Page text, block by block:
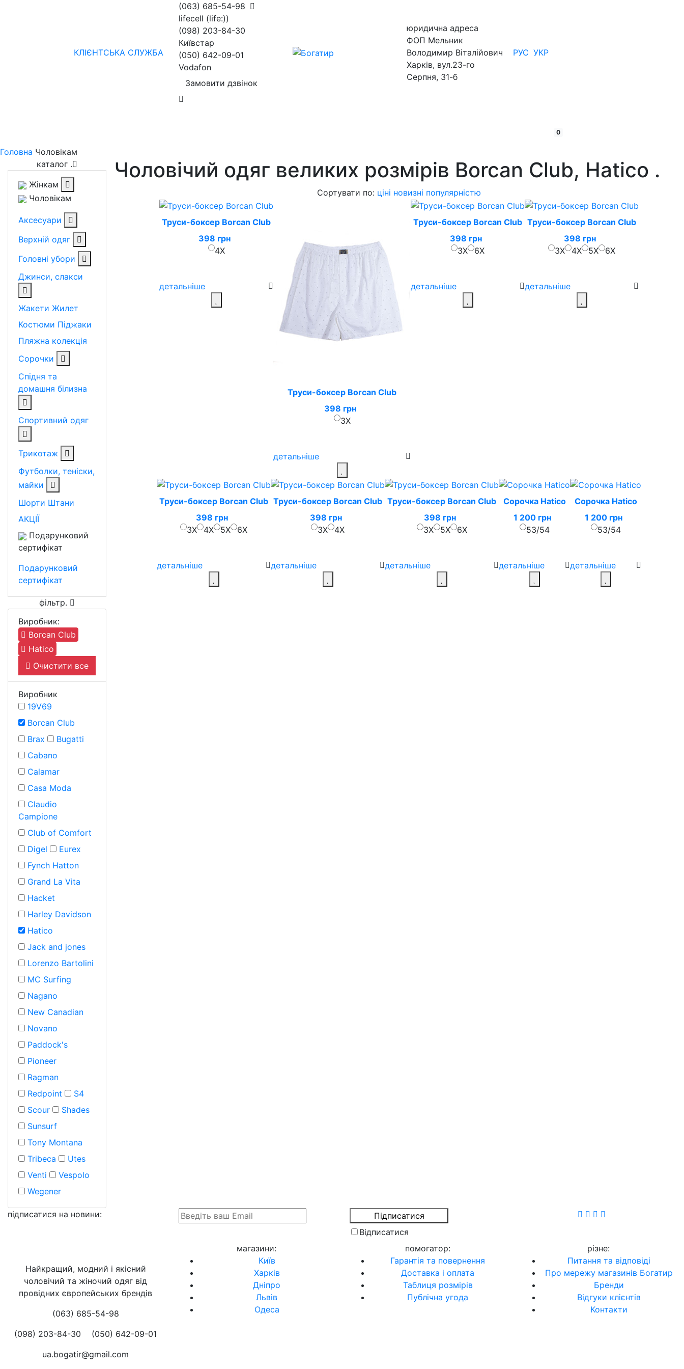
КЛІЄНТСЬКА СЛУЖБА
(063) 685-54-98
lifecell (life:))
(098) 203-84-30
Київстар
(050) 642-09-01
Vodafon
Замовити дзвінок
юридична адреса
ФОП Мельник
Володимир Віталійович
Харків, вул.23-го
Серпня, 31-б
РУС УКР
0
Головна Чоловікам
каталог .
Жінкам
Чоловікам
Аксесуари
Верхній одяг
Головні убори
Джинси, слакси
Жакети Жилет
Костюми Піджаки
Пляжна колекція
Сорочки
Спідня та
домашня білизна
Спортивний одяг
Трикотаж
Футболки, теніски,
майки
Шорти Штани
АКЦІЇ
Подарунковий
сертифікат
Подарунковий
сертифікат
фільтр.
Виробник:
Borcan Club
Hatico
Очистити все
Виробник
19V69
Borcan Club
Brax
Bugatti
Cabano
Calamar
Casa Moda
Claudio
Campione
Club of Comfort
Digel
Eurex
Fynch Hatton
Grand La Vita
Hacket
Harley Davidson
Hatico
Jack and jones
Lorenzo Bartolini
MC Surfing
Nagano
New Canadian
Novano
Paddock's
Pioneer
Ragman
Redpoint
S4
Scour
Shades
Sunsurf
Tony Montana
Tribeca
Utes
Venti
Vespolo
Wegener
Чоловічий одяг великих розмірів Borcan Club, Hatico .
Сортувати по: ціні новизні популярністю
Труси-боксер Borcan Club
398 грн
4X
детальніше
Труси-боксер Borcan Club
398 грн
3X
детальніше
Труси-боксер Borcan Club
398 грн
3X
6X
детальніше
Труси-боксер Borcan Club
398 грн
3X
4X 5X 6X
детальніше
Труси-боксер Borcan Club
398 грн
3X
4X 5X 6X
детальніше
Труси-боксер Borcan Club
398 грн
3X
4X
детальніше
Труси-боксер Borcan Club
398 грн
3X
5X 6X
детальніше
Сорочка Hatico
1 200 грн
53/54
детальніше
Сорочка Hatico
1 200 грн
53/54
детальніше
підписатися на новини:
Відписатися
Найкращий, модний і якісний
чоловічий та жіночий одяг від
провідних європейських брендів
(063) 685-54-98
(098) 203-84-30
(050) 642-09-01
ua.bogatir@gmail.com
магазини:
Київ
Харків
Дніпро
Львів
Одеса
помогатор:
Гарантія та повернення
Доставка і оплата
Таблиця розмірів
Публічна угода
різне:
Питання та відповіді
Про мережу магазинів Богатир
Бренди
Відгуки клієнтів
Контакти